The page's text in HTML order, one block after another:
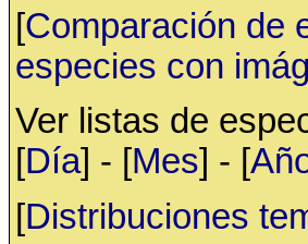
[Comparación de
especies con
Ver listas de
[Día] - [Mes] - [
[Distribuciones